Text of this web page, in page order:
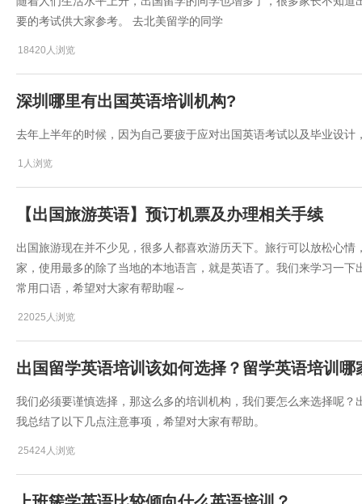
要的考试供大家参考。 去北美留学的同学
18420人浏览
深圳哪里有出国英语培训机构?
去年上半年的时候，因为自己要疲于应对出国英语考试以及毕业设
1人浏览
【出国旅游英语】预订机票及办理相关手续
出国旅游现在并不少见，很多人都喜欢游历天下。旅行可以放松心
家，使用最多的除了当地的本地语言，就是英语了。我们来学习一
常用口语，希望对大家有帮助喔～
22025人浏览
出国留学英语培训该如何选择？留学英语培训哪
我们必须要谨慎选择，那这么多的培训机构，我们要怎么来选择呢
我总结了以下几点注意事项，希望对大家有帮助。
25424人浏览